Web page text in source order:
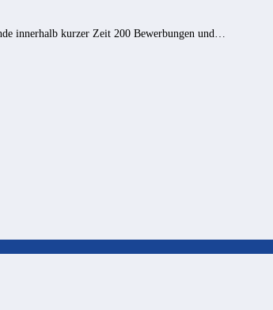
innerhalb kurzer Zeit 200 Bewerbungen und…